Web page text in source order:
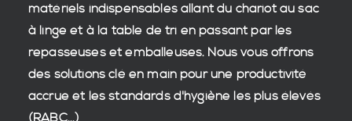
matériels indispensables allant du chariot au sac
à linge et à la table de tri en passant par les
repasseuses et emballeuses. Nous vous offrons
des solutions clé en main pour une productivité
accrue et lesstandards d'hygiène les plus élevés
(RABC...)